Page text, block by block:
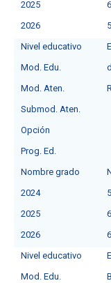
2025
2026
Nivel educativo
Mod. Edu.
Mod. Aten.
Submod. Aten.
Opción
Prog. Ed.
Nombre grado
2024
2025
2026
Nivel educativo
Mod. Edu.